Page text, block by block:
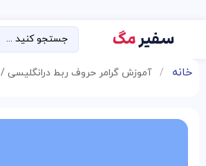
خانه / آموزش گرامر حروف ربط درانگلیسی / Linking Words